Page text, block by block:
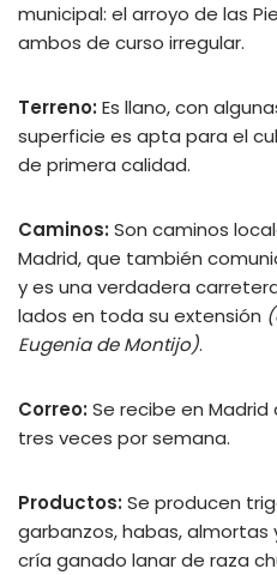
municipal: el arroyo de las
ambos de curso irregular.
Terreno: Es llano, con
superficie es apta para el
de primera calidad.
Caminos: Son caminos
Madrid, que también
y es una verdadera
lados en toda su extensión
Eugenia de Montijo).
Correo: Se recibe en
tres veces por semana.
Productos: Se producen
garbanzos, habas, almortas
cría ganado lanar de raza